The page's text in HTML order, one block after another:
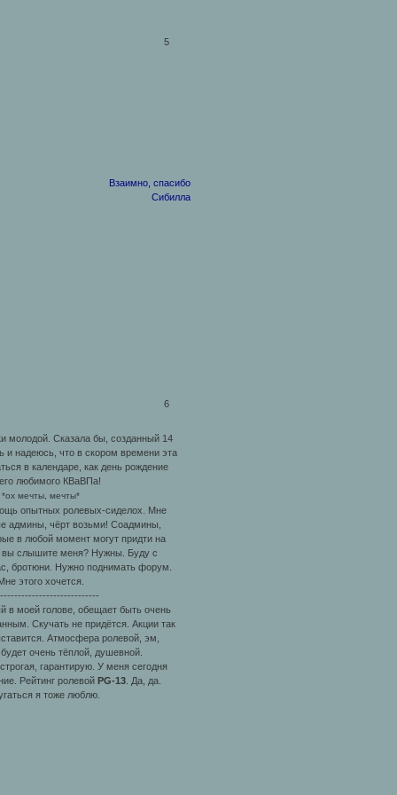
5
Взаимно, спасибо
Сибилла
6
молодой. Сказала бы, созданный 14
и надеюсь, что в скором времени эта
в календаре, как день рождение
любимого КВаВПа!
*ох мечты, мечты*
опытных ролевых-сиделох. Мне
админы, чёрт возьми! Соадмины,
в любой момент могут придти на
слышите меня? Нужны. Буду с
бротюни. Нужно поднимать форум.
этого хочется.
в моей голове, обещает быть очень
Скучать не придётся. Акции так
Атмосфера ролевой, эм,
очень тёплой, душевной.
гарантирую. У меня сегодня
Рейтинг ролевойPG-13 . Да, да.
я тоже люблю.